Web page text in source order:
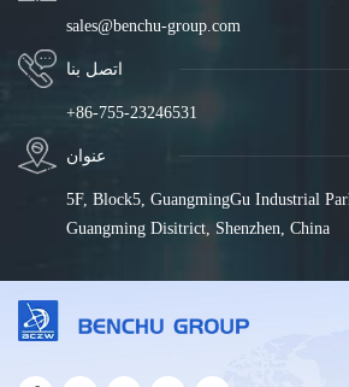
sales@benchu-group.com
اتصل بنا
+86-755-23246531
عنوان
5F, Block5, GuangmingGu Industrial
Guangming Disitrict, Shenzhen, China